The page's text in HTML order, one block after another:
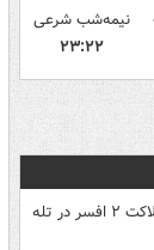
نیمه‌شب شرعی
۲۳:۲۲
اعتراف ارتش اسرائیل به هلاکت ۲ افسر در تله